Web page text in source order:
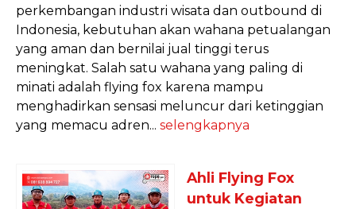
perkembangan industri wisata dan outbound di
Indonesia, kebutuhan akan wahana petualangan
yang aman dan bernilai jual tinggi terus
meningkat. Salah satu wahana yang paling di
minati adalah flying fox karena mampu
menghadirkan sensasi meluncur dari ketinggian
yang memacu adren... selengkapnya
Ahli Flying Fox
untuk Kegiatan